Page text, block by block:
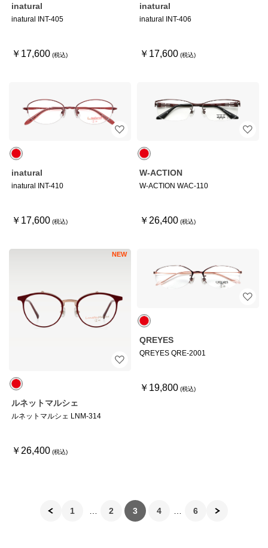
inatural
inatural INT-405
￥17,600
inatural
inatural INT-406
￥17,600
inatural
inatural INT-410
￥17,600
W-ACTION
W-ACTION WAC-110
￥26,400
NEW
ルネットマルシェ
ルネットマルシェ LNM-314
￥26,400
QREYES
QREYES QRE-2001
￥19,800
1 2 3 4 6